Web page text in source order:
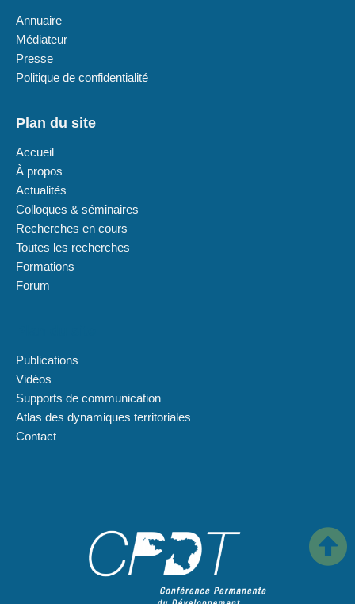
Annuaire
Médiateur
Presse
Politique de confidentialité
Plan du site
Accueil
À propos
Actualités
Colloques & séminaires
Recherches en cours
Toutes les recherches
Formations
Forum
Publications
Vidéos
Supports de communication
Atlas des dynamiques territoriales
Contact